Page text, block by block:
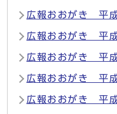
広報おおがき 平
広報おおがき 平
広報おおがき 平
広報おおがき 平
広報おおがき 平